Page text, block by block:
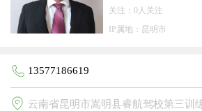
关注：0人关注
IP属地：昆明市
13577186619
云南省昆明市嵩明县睿航驾校第三训